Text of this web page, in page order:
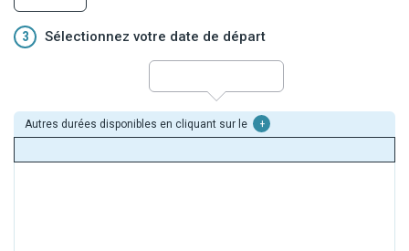
3 Sélectionnez votre date de départ
Autres durées disponibles en cliquant sur le +